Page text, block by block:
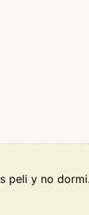
peli y no